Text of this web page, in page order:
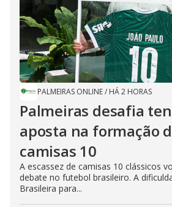
PALMEIRAS ONLINE/ HÁ 2 HORAS
Palmeiras desafia
aposta na formação
camisas 10
A escassez de camisas 10 clássicos
debate no futebol brasileiro. A
Brasileira para...